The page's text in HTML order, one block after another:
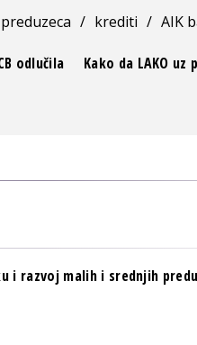
preduzeca / krediti / AIK
odlučila
Kako da LAKO
i razvoj malih i srednjih